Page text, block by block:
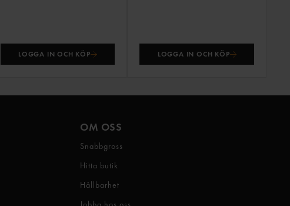
LOGGA IN OCH KÖP LOGGA IN OCH KÖP
OM OSS
Snabbgross
Hitta butik
Hållbarhet